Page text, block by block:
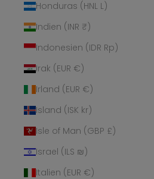
Honduras (HNL L)
Indien (INR ₹)
Indonesien (IDR Rp)
Irak (EUR €)
Irland (EUR €)
Island (ISK kr)
Isle of Man (GBP £)
Israel (ILS ₪)
Italien (EUR €)